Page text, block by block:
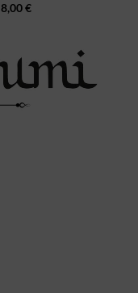
8,00€